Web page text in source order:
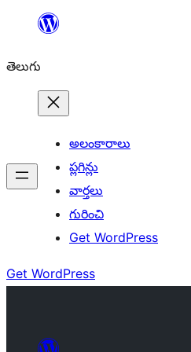
విషయానికి
తెలుగు
అలంకారాలు
ప్లగిన్లు
వార్తలు
గురించి
Get WordPress
Get WordPress